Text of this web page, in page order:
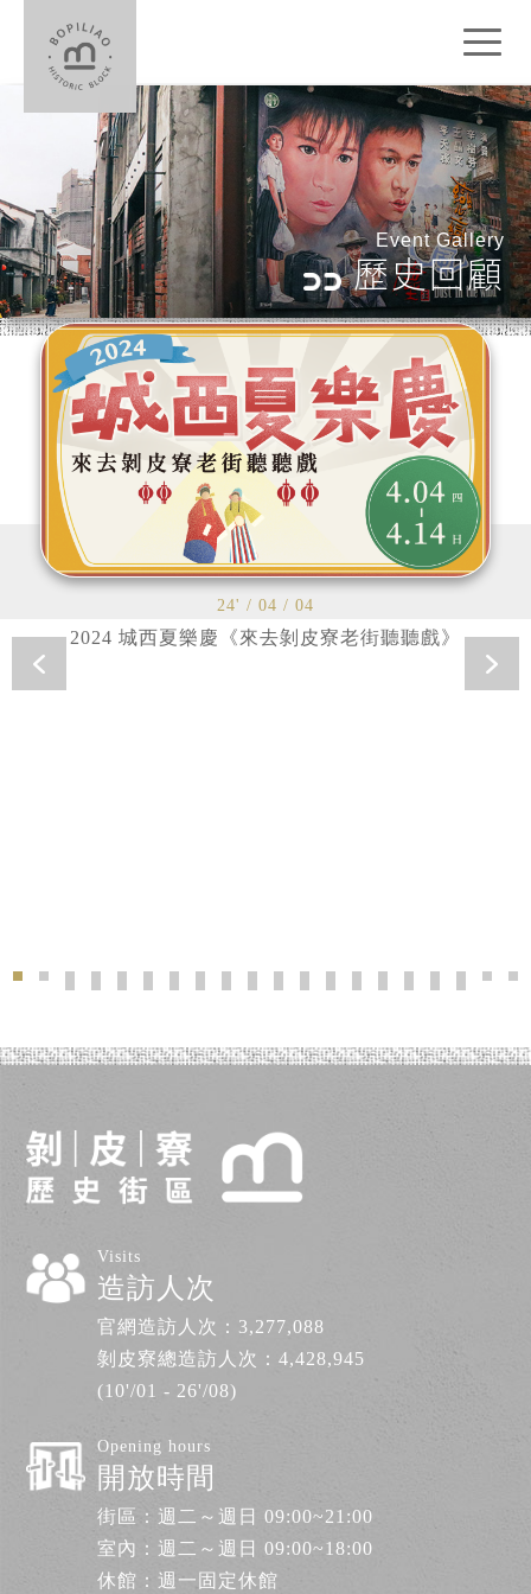
Event Gallery
歷史回顧
2024 城西夏樂慶《來去剝皮寮老街聽聽戲》'> 24' / 04 /
2024北市大．街劇場UT Street Epic 實境APP導覽-時
2024林榮 · 台灣之美油畫創作展'> 24' / 02 / 10
《拾伍拾陸．拍你個街》展覽'>24' / 01 / 10《
《給平凡人的萬華散策——社會集會》城市
2023《城西生活節｜看電影的我們 》'>
適得其所【以動保挺野保】巡迴展'>
剝剝看電影 青春Way 台灣短片放映
【2023城西夏樂慶】來!剝皮寮
城光'> 23' / 01 / 10 城光
2022【城西生活節】萬華
夏日工藝FUN心玩'>22'
剝剝學堂×果陀劇場
《剝剝起家厝》
剝剝看電影 台
《艋舺時光
剝皮寮
2021
《
【剝剝看電影】3月號 週三不羈夜 | 台灣短打經典
2020《城西生活節》艋舺狂歡慶典 巡遊城西常
《剝剝起家厝》踅街剝皮寮 厝邊頭尾聊-地方
《剝剝起家厝X萬華老城咖啡香》系列活
剝皮寮歷史街區《剝剝起家厝》竹藝生
2020【城西生活節】來去捉迷藏！'>
『城西』生活節 『一起好』過冬
剝剝看電影「行影‧不離──李
來趣迺菜市仔 東三水街市
萬華饗樂季 夏日童樂會
idea TAIPEI創意工
2018臺灣夢想城
童心看世界'>
冬至剝皮寮
中秋玩藝
24' / 04 / 04
2024 城西夏樂慶《來去剝皮寮老街聽聽戲》
Visits
造訪人次
官網造訪人次： 3,277,088
剝皮寮總造訪人次：4,428,945
(10'/01 - 26'/08)
Opening hours
開放時間
街區：週二～週日 09:00~21:00
室內：週二～週日 09:00~18:00
休館：週一固定休館